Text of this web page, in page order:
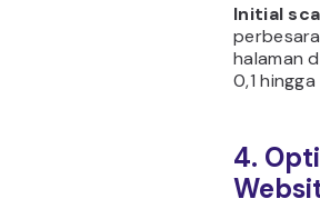
Initial
halaman
0,1
4.